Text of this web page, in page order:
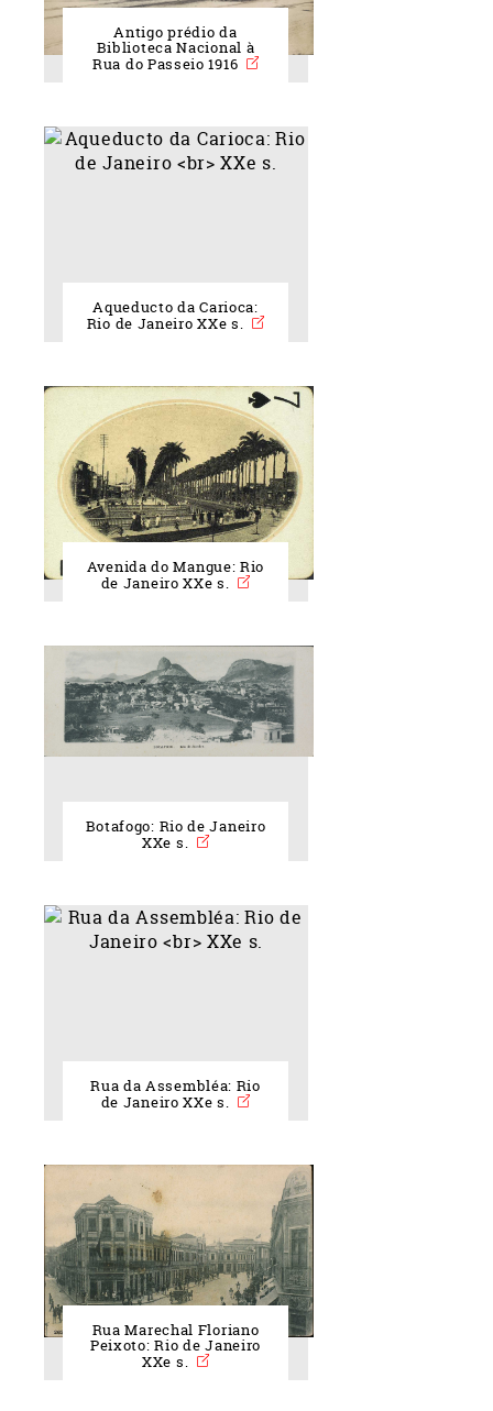
Antigo prédio da
Biblioteca Nacional à
Rua do Passeio 1916
Aqueducto da Carioca:
Rio de Janeiro XXe s.
Avenida do Mangue: Rio
de Janeiro XXe s.
Botafogo: Rio de Janeiro
XXe s.
Rua da Assembléa: Rio
de Janeiro XXe s.
Rua Marechal Floriano
Peixoto: Rio de Janeiro
XXe s.